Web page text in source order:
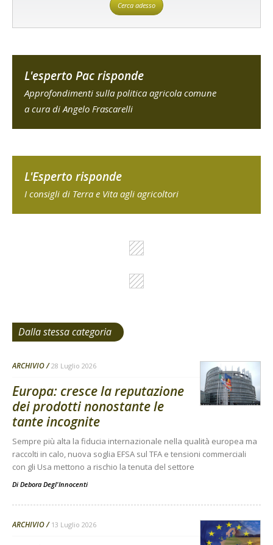
Cerca adesso
L'esperto Pac risponde
Approfondimenti sulla politica agricola comune
a cura di Angelo Frascarelli
L'Esperto risponde
I consigli di Terra e Vita agli agricoltori
Dalla stessa categoria
ARCHIVIO 28 Luglio 2026
Europa: cresce la reputazione
dei prodotti nonostante le
tante incognite
Sempre più alta la fiducia internazionale nella qualità europea ma
raccolti in calo, nuova soglia EFSA sul TFA e tensioni commerciali
con gli Usa mettono a rischio la tenuta del settore
Di Debora Degl'Innocenti
ARCHIVIO 13 Luglio 2026